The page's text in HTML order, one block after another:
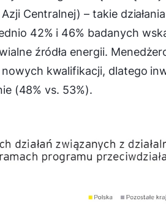
Centralnej) – takie
42% i 46% badanych
źródła energii.
kwalifikacji, dlatego
(48% vs. 53%).